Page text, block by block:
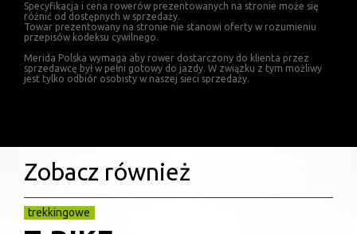
Specyfikacja i cena rowerów prezentowanych na stronie może się
różnić od dostępnych w sprzedaży.
Towar prezentowany na stronie nie stanowi oferty w rozumieniu
przepisów kodeksu cywilnego.
Merida Polska wymaga aby rower dostarczony do klienta przez
sprzedawcę był w pełni gotowy do jazdy. W związku z tym możliwy
jest tylko odbiór osobisty w naszej sieci sprzedaży.
Zobacz również
trekkingowe